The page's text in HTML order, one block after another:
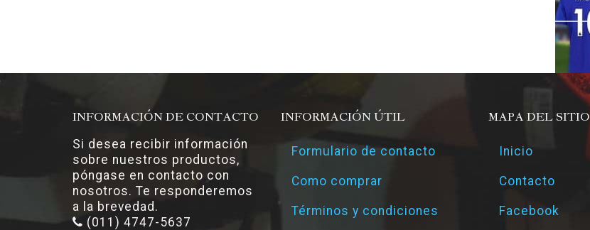
INFORMACIÓN DE CONTACTO
Si desea recibir información
sobre nuestros productos,
póngase en contacto con
nosotros. Te responderemos
a la brevedad.
(011) 4747-5637
INFORMACIÓN ÚTIL
Formulario de contacto
Como comprar
Términos y condiciones
MAPA DEL SITIO
Inicio
Contacto
Facebook